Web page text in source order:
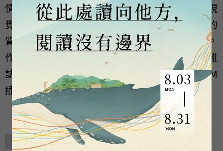
情緒主義切入不同題材。透過溫柔並隱晦的視
覺語言包裹感性，細膩並理性地描繪出情緒的
質地，催化觀者的親密主觀體驗與記憶碎片。
作品曾受多項國際獎項認可，散見於不同雜
誌、刊物與國際影展 。2021年獲得波隆那SM
插畫大獎，受到極大的注目。
相關著作